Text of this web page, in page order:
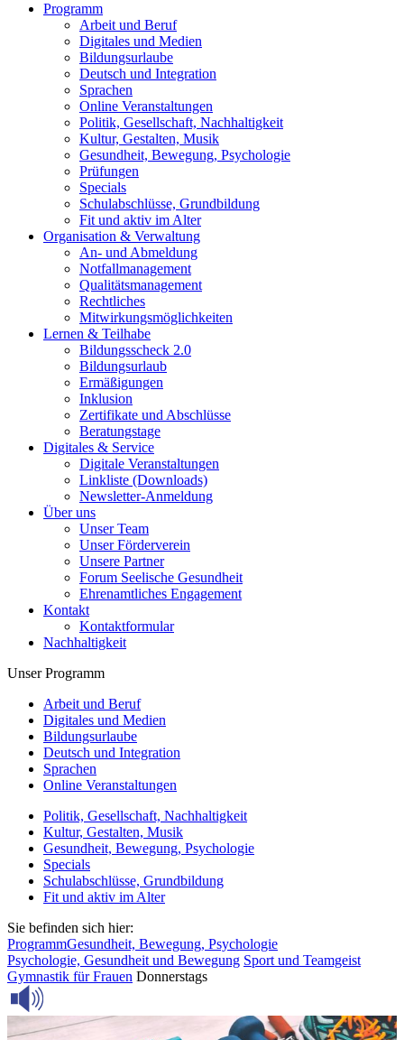
Programm
Arbeit und Beruf
Digitales und Medien
Bildungsurlaube
Deutsch und Integration
Sprachen
Online Veranstaltungen
Politik, Gesellschaft, Nachhaltigkeit
Kultur, Gestalten, Musik
Gesundheit, Bewegung, Psychologie
Prüfungen
Specials
Schulabschlüsse, Grundbildung
Fit und aktiv im Alter
Organisation & Verwaltung
An- und Abmeldung
Notfallmanagement
Qualitätsmanagement
Rechtliches
Mitwirkungsmöglichkeiten
Lernen & Teilhabe
Bildungsscheck 2.0
Bildungsurlaub
Ermäßigungen
Inklusion
Zertifikate und Abschlüsse
Beratungstage
Digitales & Service
Digitale Veranstaltungen
Linkliste (Downloads)
Newsletter-Anmeldung
Über uns
Unser Team
Unser Förderverein
Unsere Partner
Forum Seelische Gesundheit
Ehrenamtliches Engagement
Kontakt
Kontaktformular
Nachhaltigkeit
Unser Programm
Arbeit und Beruf
Digitales und Medien
Bildungsurlaube
Deutsch und Integration
Sprachen
Online Veranstaltungen
Politik, Gesellschaft, Nachhaltigkeit
Kultur, Gestalten, Musik
Gesundheit, Bewegung, Psychologie
Specials
Schulabschlüsse, Grundbildung
Fit und aktiv im Alter
Sie befinden sich hier:
ProgrammGesundheit, Bewegung, Psychologie
Psychologie, Gesundheit und Bewegung Sport und Teamgeist
Gymnastik für Frauen Donnerstags